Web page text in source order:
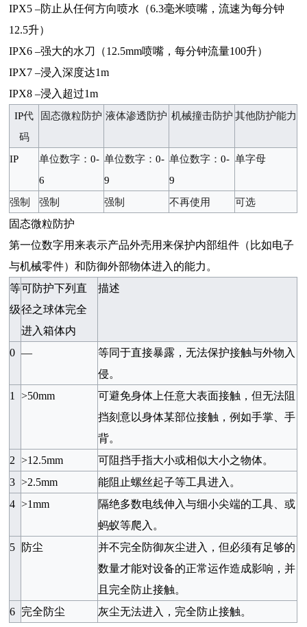
IPX5 –防止从任何方向喷水（6.3毫米喷嘴，流速为每分钟
12.5升）
IPX6 –强大的水刀（12.5mm喷嘴，每分钟流量100升）
IPX7 –浸入深度达1m
IPX8 –浸入超过1m
IP代
码
固态微粒防护 液体渗透防护 机械撞击防护 其他防护能力
IP 单位数字：0-
6
单位数字：0-
9
单位数字：0-
9
单字母
强制 强制 强制 不再使用
可选
固态微粒防护
第一位数字用来表示产品外壳用来保护内部组件（比如电子
与机械零件）和防御外部物体进入的能力。
等
级
可防护下列直
径之球体完全
进入箱体内
描述
0 —
等同于直接暴露，无法保护接触与外物入
侵。
1
>50mm
可避免身体上任意大表面接触，但无法阻
挡刻意以身体某部位接触，例如手掌、手
背。
2
>12.5mm
可阻挡手指大小或相似大小之物体。
3 >2.5mm
能阻止螺丝起子等工具进入。
4 >1mm
隔绝多数电线伸入与细小尖端的工具、或
蚂蚁等爬入。
5
防尘
并不完全防御灰尘进入，但必须有足够的
数量才能对设备的正常运作造成影响，并
且完全防止接触。
6 完全防尘 灰尘无法进入，完全防止接触。